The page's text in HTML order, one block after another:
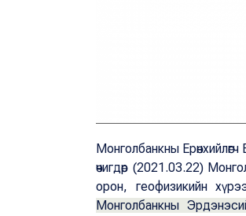
Монголбанкны
өчигдөр (2021.03.22)
орон, геофизикийн
Монголбанкны